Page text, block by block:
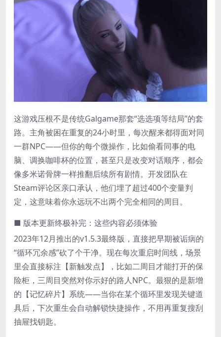
这游戏压根不是传统Galgame那套“选选项等结局”的套
路。主角被困在重复的24小时里，每次醒来都得面对同
一群NPC——但你的每个微操作，比如偷看同事的电
脑、调换咖啡杯的位置，甚至只是改变对话顺序，都会
像多米诺骨牌一样推翻后续所有剧情。开发团队在
Steam评论区亲口承认，他们埋了超过400个变量判
定，这意味着你永远玩不出两个完全相同的周目。
■ 版本更新终极补完：这些内容必须体验
2023年12月推出的v1.5.3最终版，直接把早期被诟病的
“循环冗余感”砍了个干净。现在每次重启时间线，场景
里会直接标注【新触发点】，比如二周目才能打开的保
险柜，三周目突然对你示好的路人NPC。最狠的是新增
的【记忆碎片】系统——当你在某个循环里发现关键道
具后，下次重生会自动解锁快捷操作，不用再重复搜刮
抽屉找钥匙。